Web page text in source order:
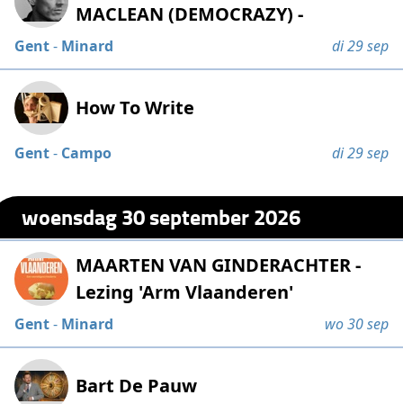
MACLEAN (DEMOCRAZY) -
Gent- Minard di 29 sep
How To Write
Gent- Campo di 29 sep
woensdag 30 september 2026
MAARTEN VAN GINDERACHTER -
Lezing 'Arm Vlaanderen'
Gent- Minard wo 30 sep
Bart De Pauw